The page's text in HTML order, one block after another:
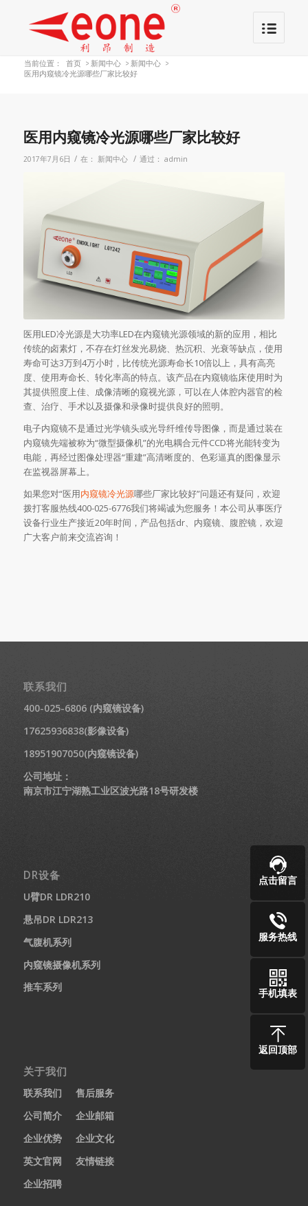
当前位置： 首页 > 新闻中心 > 新闻中心 >
医用内窥镜冷光源哪些厂家比较好
医用内窥镜冷光源哪些厂家比较好
2017年7月6日 / 在： 新闻中心 / 通过： admin
医用LED冷光源是大功率LED在内窥镜光源领域的新的应用，相比
传统的卤素灯，不存在灯丝发光易烧、热沉积、光衰等缺点，使用
寿命可达3万到4万小时，比传统光源寿命长10倍以上，具有高亮
度、使用寿命长、转化率高的特点。该产品在内窥镜临床使用时为
其提供照度上佳、成像清晰的窥视光源，可以在人体腔内器官的检
查、治疗、手术以及摄像和录像时提供良好的照明。
电子内窥镜不是通过光学镜头或光导纤维传导图像，而是通过装在
内窥镜先端被称为“微型摄像机”的光电耦合元件CCD将光能转变为
电能，再经过图像处理器“重建”高清晰度的、色彩逼真的图像显示
在监视器屏幕上。
如果您对“医用内窥镜冷光源哪些厂家比较好”问题还有疑问，欢迎
拨打客服热线400-025-6776我们将竭诚为您服务！本公司从事医疗
设备行业生产接近20年时间，产品包括dr、内窥镜、腹腔镜，欢迎
广大客户前来交流咨询！
联系我们
400-025-6806 (内窥镜设备)
17625936838(影像设备)
18951907050(内窥镜设备)
公司地址：
南京市江宁湖熟工业区波光路18号研发楼
DR设备
U臂DR LDR210
悬吊DR LDR213
气腹机系列
内窥镜摄像机系列
推车系列
关于我们
联系我们
售后服务
公司简介
企业邮箱
企业优势
企业文化
英文官网
友情链接
企业招聘
点击留言
服务热线
手机填表
返回顶部